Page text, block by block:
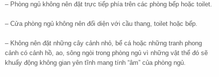
– Phòng ngủ không nên đặt trực tiếp phía trên các phòng bếp hoặc toilet.
– Cửa phòng ngủ không nên đối diện với cầu thang, toilet hoặc bếp.
– Không nên đặt những cây cảnh nhỏ, bể cá hoặc những tranh phong
cảnh có cảnh hồ, ao, sông ngòi trong phòng ngủ vì những vật thể đó sẽ
khuấy động không gian yên tĩnh mang tính “âm” của phòng ngủ.